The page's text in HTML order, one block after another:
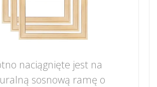
naciągnięte jest na
sosnową ramę o